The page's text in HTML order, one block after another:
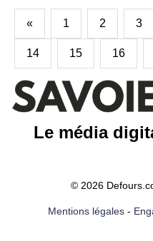
« 1 2 3
14 15 16
Le média
© 2026
Mentions légales-